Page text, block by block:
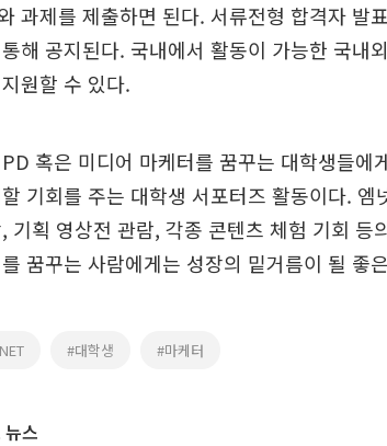
과제를 제출하면 된다. 서류전형 합격자 발
해 공지된다. 국내에서 활동이 가능한 국내
원할 수 있다.
혹은 미디어 마케터를 꿈꾸는 대학생들에
기회를 주는 대학생 서포터즈 활동이다. 엠
기획 영상전 관람, 각종 콘텐츠 체험 기회 등
꿈꾸는 사람에게는 성장의 밑거름이 될 좋
#대학생 #마케터
스